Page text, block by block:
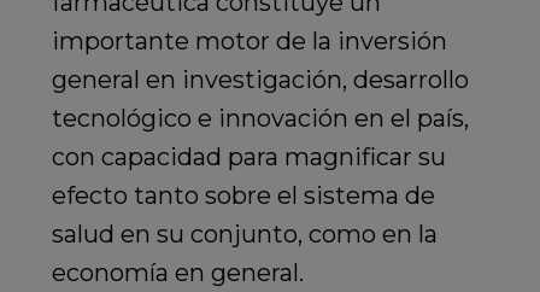
importante motor de la inversión
general en investigación, desarrollo
tecnológico e innovación en el país,
con capacidad para magnificar su
efecto tanto sobre el sistema de
salud en su conjunto, como en la
economía en general.